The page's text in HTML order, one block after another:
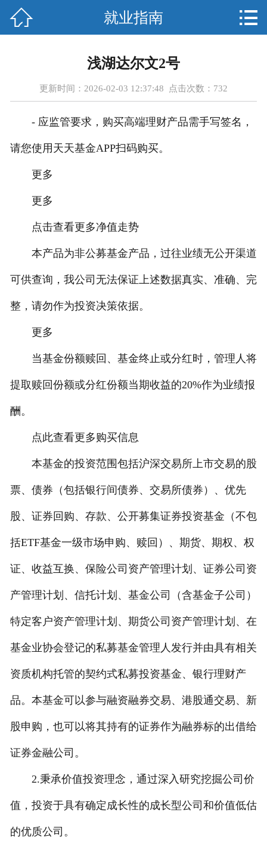
 就业指南 
浅湖达尔文2号
更新时间：2026-02-03 12:37:48 点击次数： 732
- 应监管要求，购买高端理财产品需手写签名，
请您使用天天基金APP扫码购买。
更多
更多
点击查看更多净值走势
本产品为非公募基金产品，过往业绩无公开渠道
可供查询，我公司无法保证上述数据真实、准确、完
整，请勿作为投资决策依据。
更多
当基金份额赎回、基金终止或分红时，管理人将
提取赎回份额或分红份额当期收益的20%作为业绩报
酬。
点此查看更多购买信息
本基金的投资范围包括沪深交易所上市交易的股
票、债券（包括银行间债券、交易所债券）、优先
股、证券回购、存款、公开募集证券投资基金（不包
括ETF基金一级市场申购、赎回）、期货、期权、权
证、收益互换、保险公司资产管理计划、证券公司资
产管理计划、信托计划、基金公司（含基金子公司）
特定客户资产管理计划、期货公司资产管理计划、在
基金业协会登记的私募基金管理人发行并由具有相关
资质机构托管的契约式私募投资基金、银行理财产
品。本基金可以参与融资融券交易、港股通交易、新
股申购，也可以将其持有的证券作为融券标的出借给
证券金融公司。
2.秉承价值投资理念，通过深入研究挖掘公司价
值，投资于具有确定成长性的成长型公司和价值低估
的优质公司。